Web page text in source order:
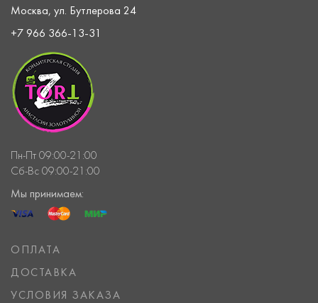
Москва, ул. Бутлерова 24
+7 966 366-13-31
Пн-Пт 09:00-21:00
Сб-Вс 09:00-21:00
Мы принимаем:
ОПЛАТА
ДОСТАВКА
УСЛОВИЯ ЗАКАЗА